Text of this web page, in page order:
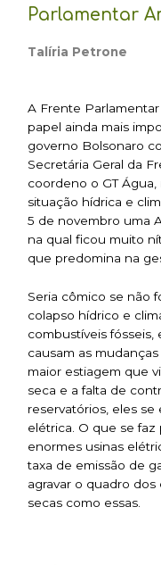
Parlamentar
Talíria Petrone
A Frente
papel ainda mais
governo Bolsonaro
Secretária Geral da
coordeno o GT
situação hídrica e
5 de novembro uma
na qual ficou muito
que predomina na
Seria cômico se não
colapso hídrico e
combustíveis fósseis,
causam as
maior estiagem que
seca e a falta de
reservatórios, eles
elétrica. O que se faz
enormes usinas
taxa de emissão de
agravar o quadro
secas como essas.